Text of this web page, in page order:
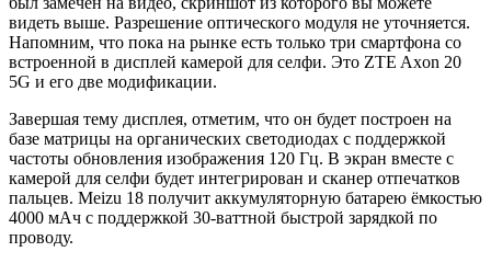
видеть выше. Разрешение оптического модуля не уточняется.
Напомним, что пока на рынке есть только три смартфона со
встроенной в дисплей камерой для селфи. Это ZTE Axon 20
5G и его две модификации.
Завершая тему дисплея, отметим, что он будет построен на
базе матрицы на органических светодиодах с поддержкой
частоты обновления изображения 120 Гц. В экран вместе с
камерой для селфи будет интегрирован и сканер отпечатков
пальцев. Meizu 18 получит аккумуляторную батарею ёмкостью
4000 мАч с поддержкой 30-ваттной быстрой зарядкой по
проводу.